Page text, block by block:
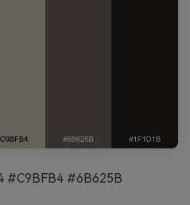
#C9BFB4 #6B625B